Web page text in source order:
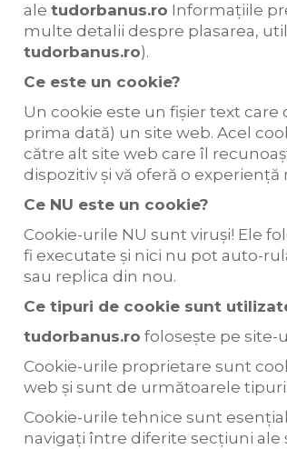
ale tudorbanus.ro Informațiile
multe detalii despre plasarea,
tudorbanus.ro).
Ce este un cookie?
Un cookie este un fișier text
prima dată) un site web. Acel
către alt site web care îl
dispozitiv și vă oferă o
Ce NU este un cookie?
Cookie-urile NU sunt viruși! Ele
fi executate și nici nu pot auto-
sau replica din nou.
Ce tipuri de cookie sunt
tudorbanus.ro folosește pe site-
Cookie-urile proprietare sunt
web și sunt de următoarele
Cookie-urile tehnice sunt
navigați între diferite secțiuni ale